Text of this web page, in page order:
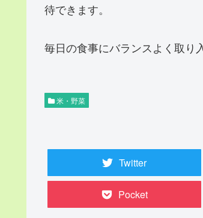
待できます。
毎日の食事にバランスよく取り
米・野菜
Twitter
Pocket